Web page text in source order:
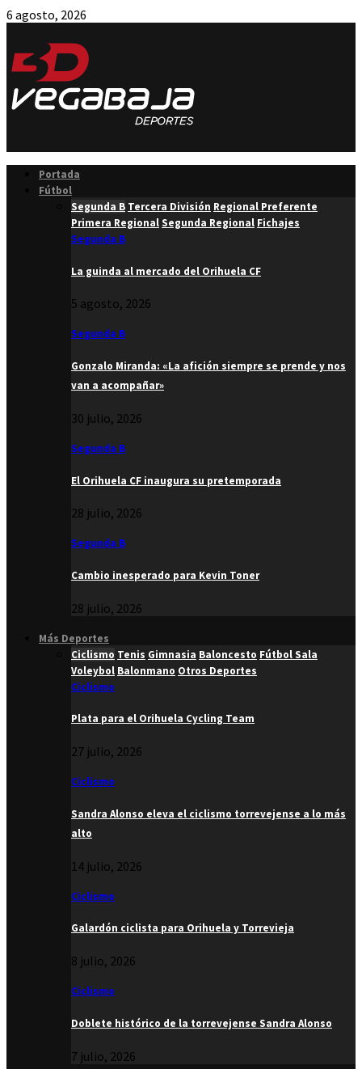
6 agosto, 2026
Portada
Fútbol
Segunda B Tercera División Regional Preferente
Primera RegionalSegunda Regional Fichajes
Segunda B
La guinda al mercado del Orihuela CF
5 agosto, 2026
Segunda B
Gonzalo Miranda: «La afición siempre se prende y nos
van a acompañar»
30 julio, 2026
Segunda B
El Orihuela CF inaugura su pretemporada
28 julio, 2026
Segunda B
Cambio inesperado para Kevin Toner
28 julio, 2026
Más Deportes
Ciclismo Tenis Gimnasia Baloncesto Fútbol Sala
Voleybol Balonmano Otros Deportes
Ciclismo
Plata para el Orihuela Cycling Team
27 julio, 2026
Ciclismo
Sandra Alonso eleva el ciclismo torrevejense a lo más
alto
14 julio, 2026
Ciclismo
Galardón ciclista para Orihuela y Torrevieja
8 julio, 2026
Ciclismo
Doblete histórico de la torrevejense Sandra Alonso
7 julio, 2026